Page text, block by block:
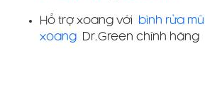
Hỗ trợ xoang với bình rửa mũi
xoang Dr.Green chính hãng